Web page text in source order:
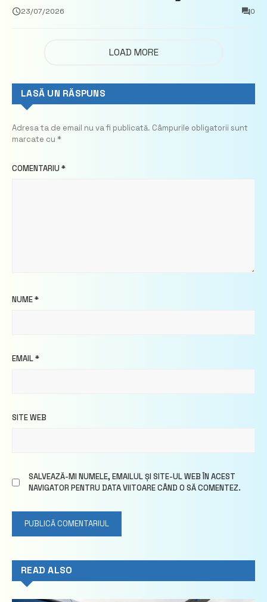
privind calculul impozitului pe bunurile
23/07/2026 0
LOAD MORE
LASĂ UN RĂSPUNS
Adresa ta de email nu va fi publicată. Câmpurile obligatorii sunt
marcate cu *
COMENTARIU *
NUME*
EMAIL*
SITE WEB
SALVEAZĂ-MI NUMELE, EMAILUL ȘI SITE-UL WEB ÎN ACEST
NAVIGATOR PENTRU DATA VIITOARE CÂND O SĂ COMENTEZ.
READ ALSO